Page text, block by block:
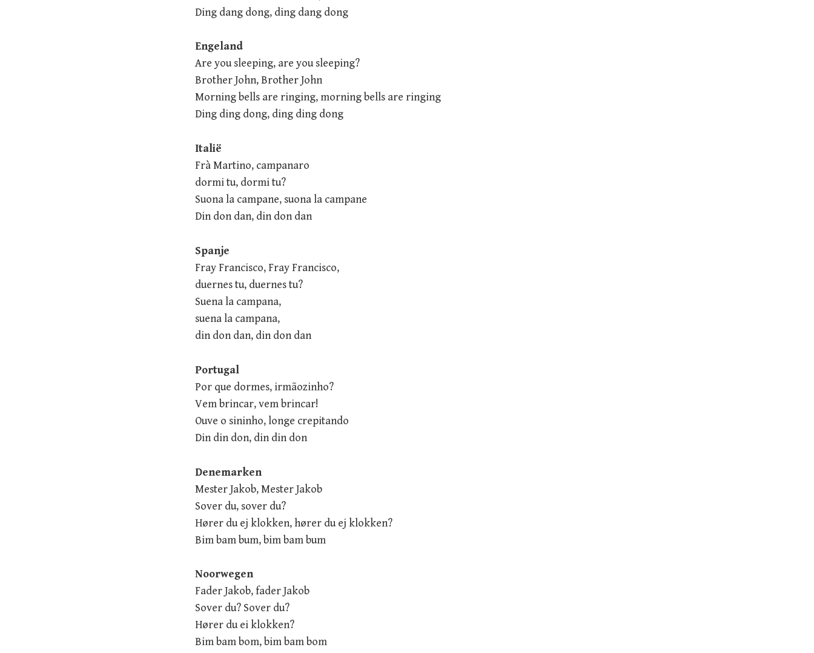
Ding dang dong, ding dang dong
Engeland
Are you sleeping, are you sleeping?
Brother John, Brother John
Morning bells are ringing, morning bells are ringing
Ding ding dong, ding ding dong
Italië
Frà Martino, campanaro
dormi tu, dormi tu?
Suona la campane, suona la campane
Din don dan, din don dan
Spanje
Fray Francisco, Fray Francisco,
duernes tu, duernes tu?
Suena la campana,
suena la campana,
din don dan, din don dan
Portugal
Por que dormes, irmãozinho?
Vem brincar, vem brincar!
Ouve o sininho, longe crepitando
Din din don, din din don
Denemarken
Mester Jakob, Mester Jakob
Sover du, sover du?
Hører du ej klokken, hører du ej klokken?
Bim bam bum, bim bam bum
Noorwegen
Fader Jakob, fader Jakob
Sover du? Sover du?
Hører du ei klokken?
Bim bam bom, bim bam bom